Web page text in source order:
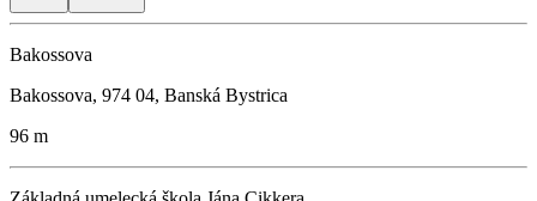
Bakossova
Bakossova, 974 04, Banská Bystrica
96 m